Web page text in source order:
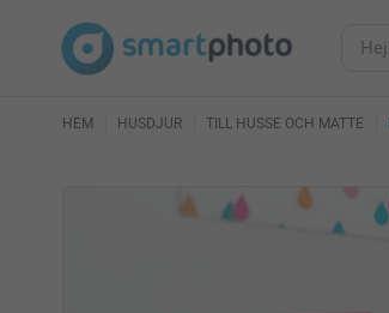
HEM HUSDJUR TILL HUSSE OCH MATTE